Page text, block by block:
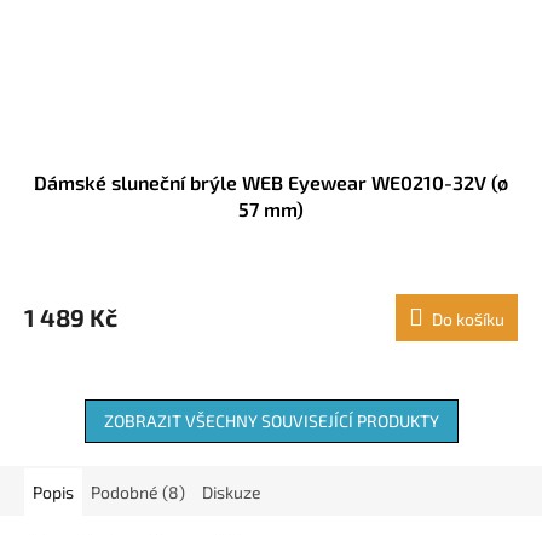
Dámské sluneční brýle WEB Eyewear WE0210-32V (ø
57 mm)
1 489 Kč Do košíku
ZOBRAZIT VŠECHNY SOUVISEJÍCÍ PRODUKTY
Popis Podobné (8) Diskuze